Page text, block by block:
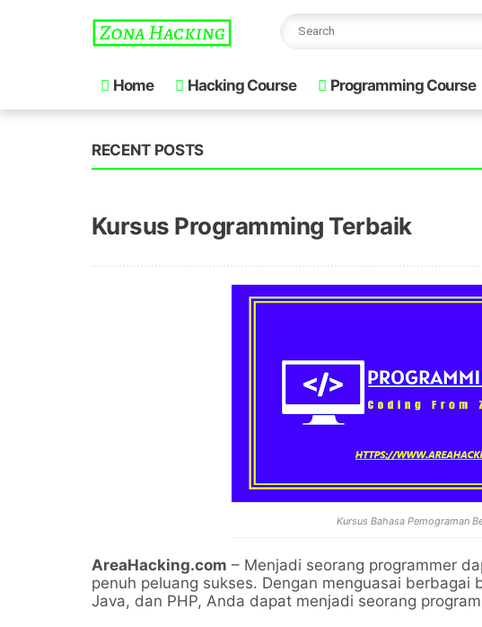
Home Hacking Course Programming Course
RECENT POSTS
Kursus Programming Terbaik
Kursus Bahasa Pemograman
AreaHacking.com – Menjadi seorang programmer
penuh peluang sukses. Dengan menguasai berbagai
Java, dan PHP, Anda dapat menjadi seorang